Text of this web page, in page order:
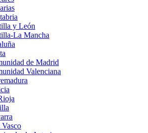
y León
La Mancha
de Madrid
Valenciana
Vasco